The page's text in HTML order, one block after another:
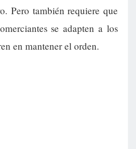
Pero también requiere que
se adapten a los
en mantener el orden.